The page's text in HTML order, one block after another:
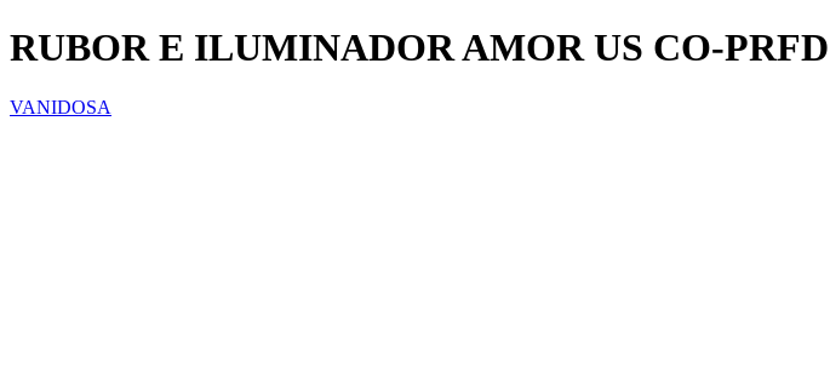
RUBOR E ILUMINADOR AMOR US CO-PRFD
VANIDOSA